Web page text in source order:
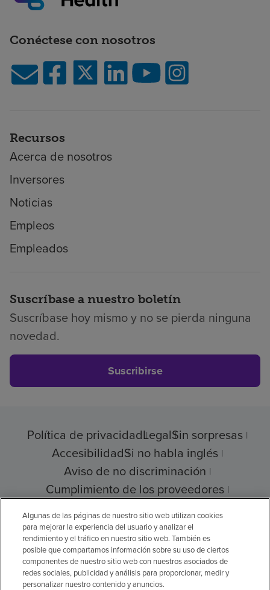
Conéctese con nosotros
Recursos
Acerca de nosotros
Inversores
Noticias
Empleos
Empleados
Suscríbase a nuestro boletín
Suscríbase hoy mismo y no se pierda ninguna
novedad.
Suscribirse
Política de privacidadLegalSin sorpresas
AccesibilidadSi no habla inglés
Aviso de no discriminación
Cumplimiento de los proveedores
© 2026 Encompass Health Corporation
Preferencias de cookies
Algunas de las páginas de nuestro sitio web utilizan cookies
para mejorar la experiencia del usuario y analizar el
rendimiento y el tráfico en nuestro sitio web. También es
posible que compartamos información sobre su uso de ciertos
componentes de nuestro sitio web con nuestros asociados de
redes sociales, publicidad y análisis para proporcionar, medir y
personalizar nuestro contenido y anuncios.